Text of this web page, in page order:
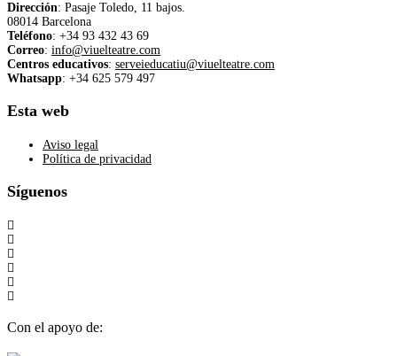
Dirección: Pasaje Toledo, 11 bajos.
08014 Barcelona
Teléfono: +34 93 432 43 69
Correo: info@viuelteatre.com
Centros educativos: serveieducatiu@viuelteatre.com
Whatsapp: +34 625 579 497
Esta web
Aviso legal
Política de privacidad
Síguenos
Con el apoyo de: